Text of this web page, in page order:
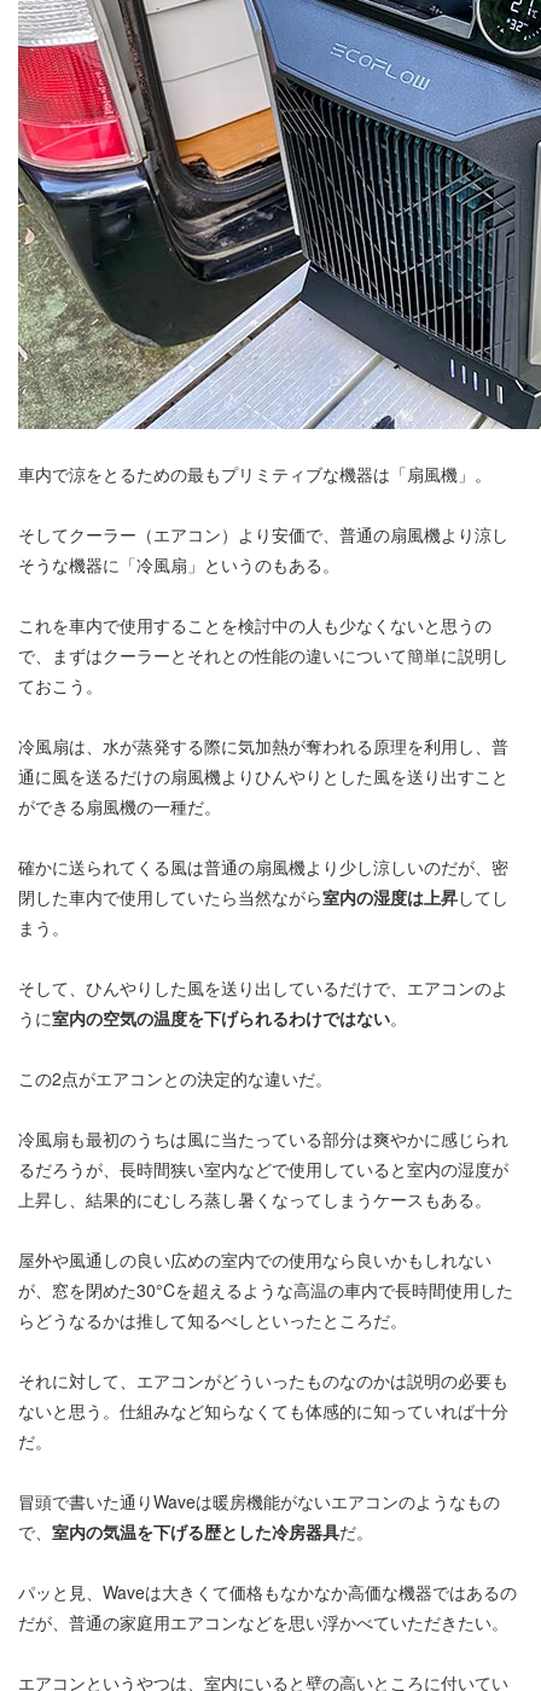
車内で涼をとるための最もプリミティブな機器は「扇風機」。
そしてクーラー（エアコン）より安価で、普通の扇風機より涼し
そうな機器に「冷風扇」というのもある。
これを車内で使用することを検討中の人も少なくないと思うの
で、まずはクーラーとそれとの性能の違いについて簡単に説明し
ておこう。
冷風扇は、水が蒸発する際に気加熱が奪われる原理を利用し、普
通に風を送るだけの扇風機よりひんやりとした風を送り出すこと
ができる扇風機の一種だ。
確かに送られてくる風は普通の扇風機より少し涼しいのだが、密
閉した車内で使用していたら当然ながら室内の湿度は上昇してし
まう。
そして、ひんやりした風を送り出しているだけで、エアコンのよ
うに室内の空気の温度を下げられるわけではない。
この2点がエアコンとの決定的な違いだ。
冷風扇も最初のうちは風に当たっている部分は爽やかに感じられ
るだろうが、長時間狭い室内などで使用していると室内の湿度が
上昇し、結果的にむしろ蒸し暑くなってしまうケースもある。
屋外や風通しの良い広めの室内での使用なら良いかもしれない
が、窓を閉めた30°Cを超えるような高温の車内で長時間使用した
らどうなるかは推して知るべしといったところだ。
それに対して、エアコンがどういったものなのかは説明の必要も
ないと思う。仕組みなど知らなくても体感的に知っていれば十分
だ。
冒頭で書いた通りWaveは暖房機能がないエアコンのようなもの
で、 室内の気温を下げる歴とした冷房器具だ。
パッと見、Waveは大きくて価格もなかなか高価な機器ではあるの
だが、普通の家庭用エアコンなどを思い浮かべていただきたい。
エアコンというやつは、室内にいると壁の高いところに付いてい